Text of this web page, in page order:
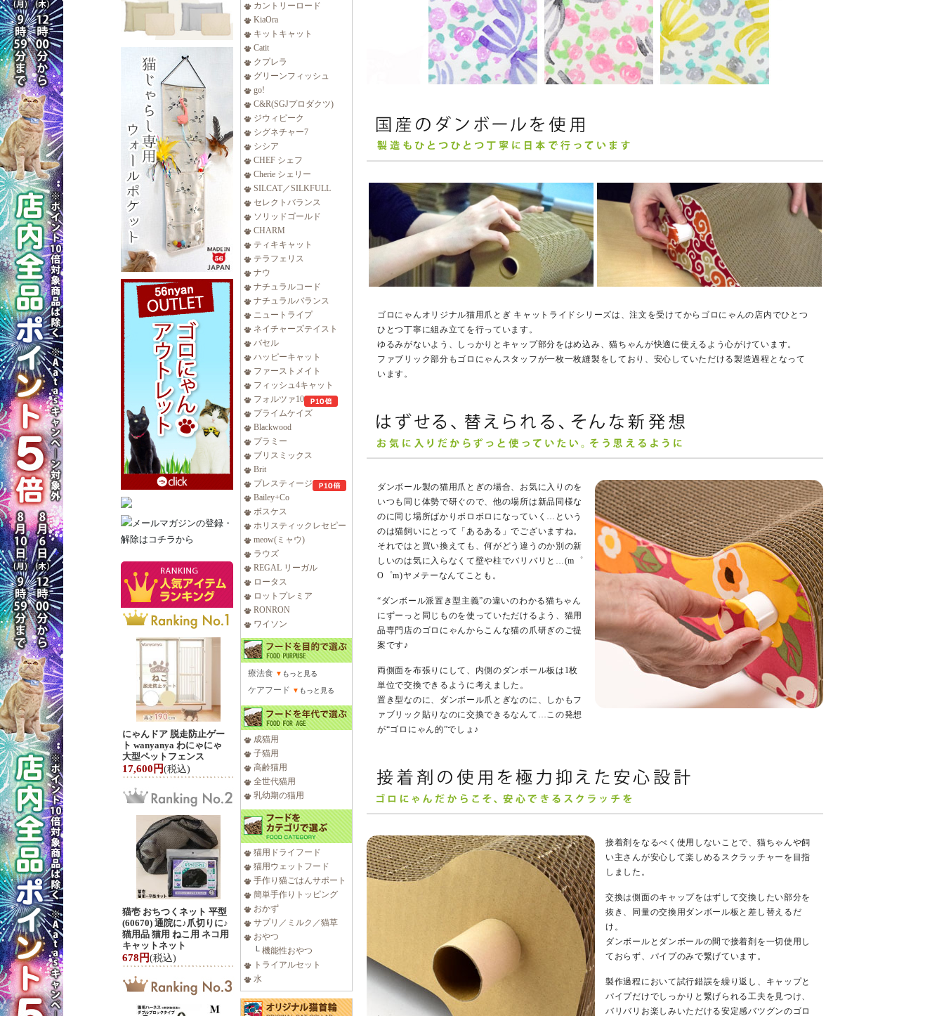
にゃんドア 脱走防止ゲー
ト wanyanya わにゃにゃ
大型ペットフェンス
17,600円(税込)
猫壱 おちつくネット 平型
(60670) 通院に♪爪切りに♪
猫用品 猫用 ねこ用 ネコ用
キャットネット
678円(税込)
カントリーロード
KiaOra
キットキャット
Catit
クプレラ
グリーンフィッシュ
go!
C&R(SGJプロダクツ)
ジウィピーク
シグネチャー7
シシア
CHEF シェフ
Cherie シェリー
SILCAT／SILKFULL
セレクトバランス
ソリッドゴールド
CHARM
ティキキャット
テラフェリス
ナウ
ナチュラルコード
ナチュラルバランス
ニュートライプ
ネイチャーズテイスト
バセル
ハッピーキャット
ファーストメイト
フィッシュ4キャット
フォルツァ10
プライムケイズ
Blackwood
プラミー
ブリスミックス
Brit
プレスティージ
Bailey+Co
ボスケス
ホリスティックレセピー
meow(ミャウ)
ラウズ
REGAL リーガル
ロータス
ロットプレミア
RONRON
ワイソン
療法食 ▼ もっと見る
ケアフード ▼ もっと見る
成猫用
子猫用
高齢猫用
全世代猫用
乳幼期の猫用
猫用ドライフード
猫用ウェットフード
手作り猫ごはんサポート
簡単手作りトッピング
おかず
サプリ／ミルク／猫草
おやつ
└ 機能性おやつ
トライアルセット
水
ゴロにゃんオリジナル猫用爪とぎ キャットライドシリーズは、注文を受けてからゴロにゃんの店内でひとつ
ひとつ丁寧に組み立てを行っています。
ゆるみがないよう、しっかりとキャップ部分をはめ込み、猫ちゃんが快適に使えるよう心がけています。
ファブリック部分もゴロにゃんスタッフが一枚一枚縫製をしており、安心していただける製造過程となって
います。
ダンボール製の猫用爪とぎの場合、お気に入りのを
いつも同じ体勢で研ぐので、他の場所は新品同様な
のに同じ場所ばかりボロボロになっていく…という
のは猫飼いにとって「あるある」でございますね。
それではと買い換えても、何がどう違うのか別の新
しいのは気に入らなくて壁や柱でバリバリと…(m゜
O゜m)ヤメテーなんてことも。
“ダンボール派置き型主義”の違いのわかる猫ちゃん
にずーっと同じものを使っていただけるよう、猫用
品専門店のゴロにゃんからこんな猫の爪研ぎのご提
案です♪
両側面を布張りにして、内側のダンボール板は1枚
単位で交換できるように考えました。
置き型なのに、ダンボール爪とぎなのに、しかもフ
ァブリック貼りなのに交換できるなんて…この発想
が“ゴロにゃん的”でしょ♪
接着剤をなるべく使用しないことで、猫ちゃんや飼
い主さんが安心して楽しめるスクラッチャーを目指
しました。
交換は側面のキャップをはずして交換したい部分を
抜き、同量の交換用ダンボール板と差し替えるだ
け。
ダンボールとダンボールの間で接着剤を一切使用し
ておらず、パイプのみで繋げています。
製作過程において試行錯誤を繰り返し、キャップと
パイプだけでしっかりと繋げられる工夫を見つけ、
バリバリお楽しみいただける安定感バツグンのゴロ